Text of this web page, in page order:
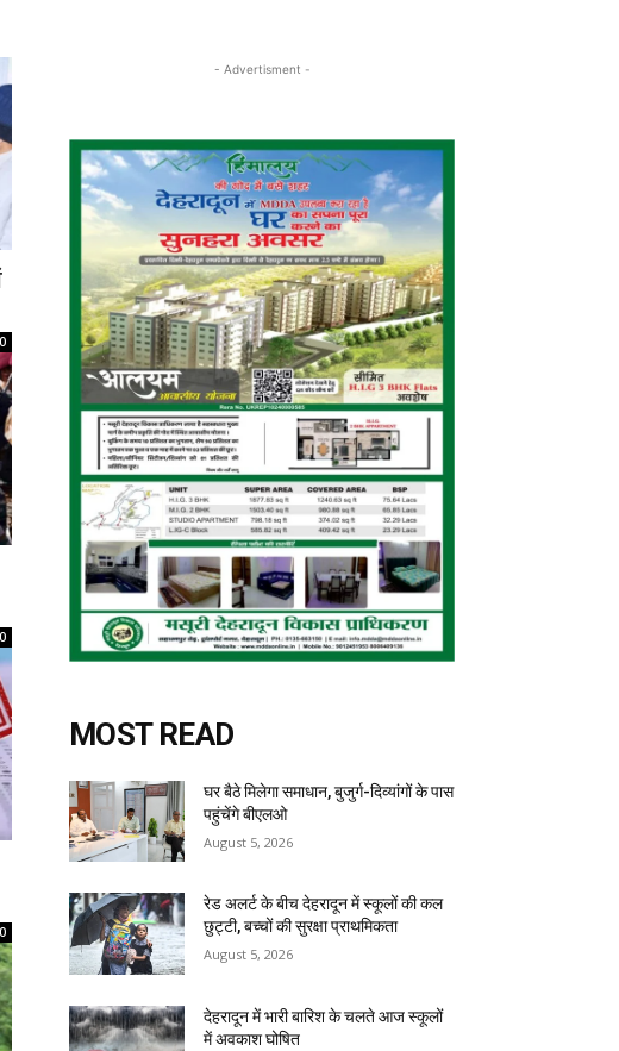
0
0
0
- Advertisment -
MOST READ
घर बैठे मिलेगा समाधान, बुजुर्ग-दिव्यांगों के पास
पहुंचेंगे बीएलओ
August 5, 2026
रेड अलर्ट के बीच देहरादून में स्कूलों की कल
छुट्टी, बच्चों की सुरक्षा प्राथमिकता
August 5, 2026
देहरादून में भारी बारिश के चलते आज स्कूलों
में अवकाश घोषित